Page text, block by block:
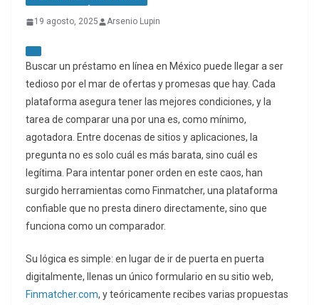
19 agosto, 2025 Arsenio Lupin
Buscar un préstamo en línea en México puede llegar a ser
tedioso por el mar de ofertas y promesas que hay. Cada
plataforma asegura tener las mejores condiciones, y la
tarea de comparar una por una es, como mínimo,
agotadora. Entre docenas de sitios y aplicaciones, la
pregunta no es solo cuál es más barata, sino cuál es
legítima. Para intentar poner orden en este caos, han
surgido herramientas como Finmatcher, una plataforma
confiable que no presta dinero directamente, sino que
funciona como un comparador.
Su lógica es simple: en lugar de ir de puerta en puerta
digitalmente, llenas un único formulario en su sitio web,
Finmatcher.com, y teóricamente recibes varias propuestas